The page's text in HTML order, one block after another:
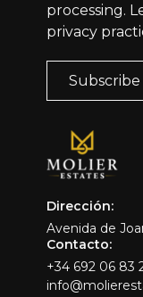
processing.
privacy
Dirección:
Avenida de
Contacto:
+34 692 06 83